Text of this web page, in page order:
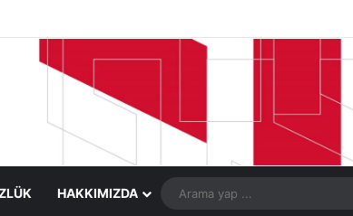
HAKKIMIZDA